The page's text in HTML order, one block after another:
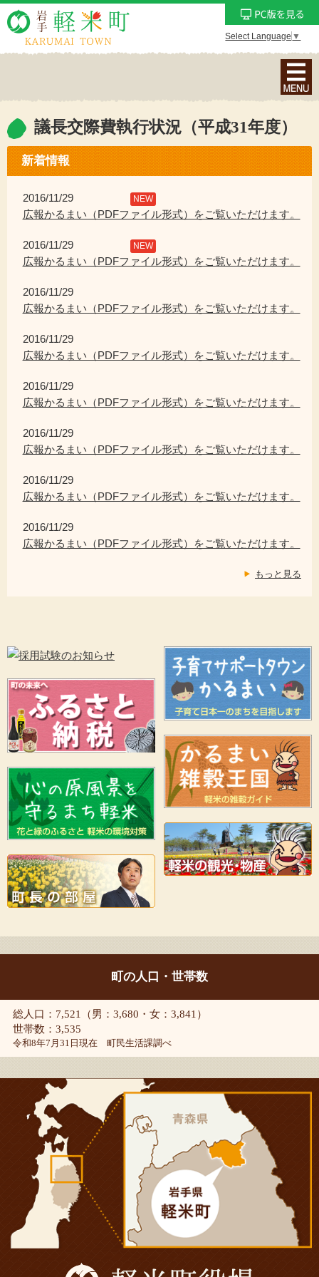
Select Language ▼
ナ
ビ
ー
シ
ョ
ン
ニ
を
議長交際費執行状況（平成31年度）
新着情報
2016/11/29 NEW
広報かるまい（PDFファイル形式）をご覧いただけます。
2016/11/29 NEW
広報かるまい（PDFファイル形式）をご覧いただけます。
2016/11/29
広報かるまい（PDFファイル形式）をご覧いただけます。
2016/11/29
広報かるまい（PDFファイル形式）をご覧いただけます。
2016/11/29
広報かるまい（PDFファイル形式）をご覧いただけます。
2016/11/29
広報かるまい（PDFファイル形式）をご覧いただけます。
2016/11/29
広報かるまい（PDFファイル形式）をご覧いただけます。
2016/11/29
広報かるまい（PDFファイル形式）をご覧いただけます。
もっと見る
町の人口・世帯数
総人口：7,521（男：3,680・女：3,841）
世帯数：3,535
令和8年7月31日現在 町民生活課調べ